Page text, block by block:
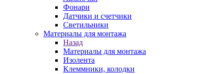
Фонари
Датчики и счетчики
Светильники
Материалы для монтажа
Назад
Материалы для монтажа
Изолента
Клеммники, колодки